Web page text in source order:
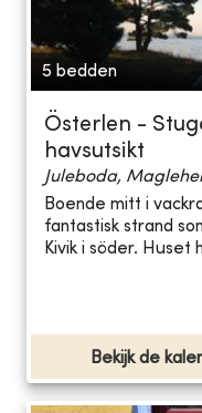
5 bedden
Österlen -
havsutsikt
Juleboda,
Boende mitt i
fantastisk strand
Kivik i söder. Huset
Bekijk de